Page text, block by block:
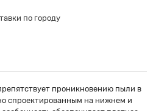
по городу
проникновению пыли в
спроектированным на нижнем и